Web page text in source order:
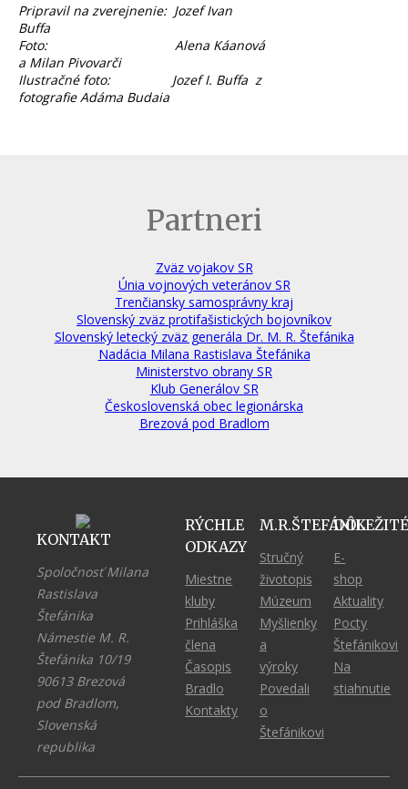
Pripravil na zverejnenie: Jozef Ivan
Buffa
Foto: Alena Káanová
a Milan Pivovarči
Ilustračné foto: Jozef I. Buffa z
fotografie Adáma Budaia
Partneri
Zväz vojakov SR
Únia vojnových veteránov SR
Trenčiansky samosprávny kraj
Slovenský zväz protifašistických bojovníkov
Slovenský letecký zväz generála Dr. M. R. Štefánika
Nadácia Milana Rastislava Štefánika
Ministerstvo obrany SR
Klub Generálov SR
Československá obec legionárska
Brezová pod Bradlom
KONTAKT
Spoločnosť Milana
Rastislava
Štefánika
Námestie M. R.
Štefánika 10/19
90613 Brezová
pod Bradlom,
Slovenská
republika
RÝCHLE
ODKAZY
Miestne
kluby
Prihláška
člena
Časopis
Bradlo
Kontakty
M.R.ŠTEFÁNIK
Stručný
životopis
Múzeum
Myšlienky
a
výroky
Povedali
o
Štefánikovi
E-
shop
Aktuality
Pocty
Štefánikovi
Na
stiahnutie